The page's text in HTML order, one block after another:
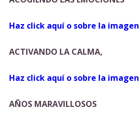
Haz click aquí o sobre la imagen
ACTIVANDO LA CALMA,
Haz click aquí o sobre la imagen
AÑOS MARAVILLOSOS